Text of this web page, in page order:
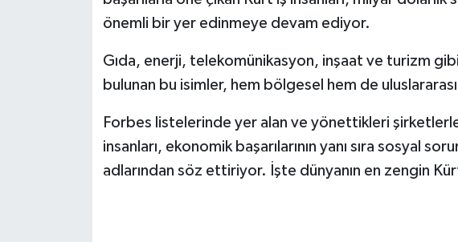
önemli bir yer edinmeye devam ediyor.
Gıda, enerji, telekomünikasyon, inşaat ve turizm
bulunan bu isimler, hem bölgesel hem de
Forbes listelerinde yer alan ve yönettikleri
insanları, ekonomik başarılarının yanı sıra sosyal
adlarından söz ettiriyor. İşte dünyanın en zengin